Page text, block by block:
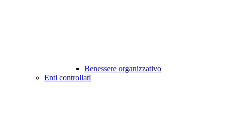
Benessere organizzativo
Enti controllati